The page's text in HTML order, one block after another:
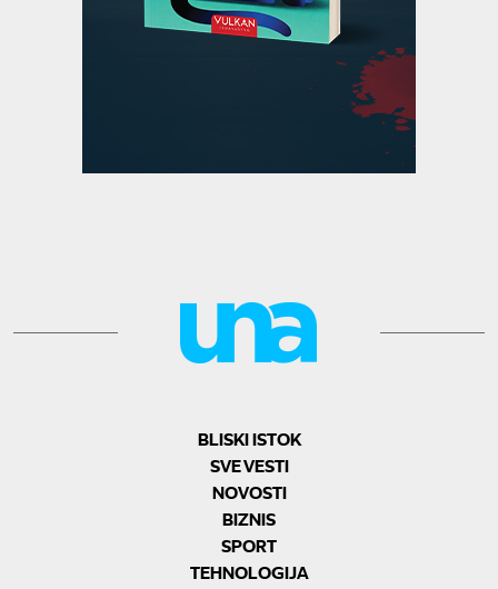
BLISKI ISTOK
SVE VESTI
NOVOSTI
BIZNIS
SPORT
TEHNOLOGIJA